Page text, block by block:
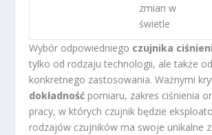
zmian w
świetle
Wybór odpowiedniego czujnika
tylko od rodzaju technologii, ale także
konkretnego zastosowania. Ważnymi
dokładność pomiaru, zakres ciśnienia
pracy, w których czujnik będzie
rodzajów czujników ma swoje unikalne